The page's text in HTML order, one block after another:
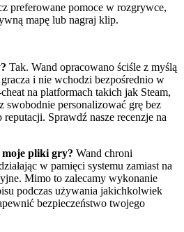
preferowane pomoce w rozgrywce,
mapę lub nagraj klip.
Tak. Wand opracowano ściśle z myślą
i nie wchodzi bezpośrednio w
na platformach takich jak Steam,
swobodnie personalizować grę bez
Sprawdź nasze recenzje na
moje pliki gry? Wand chroni
w pamięci systemu zamiast na
Mimo to zalecamy wykonanie
podczas używania jakichkolwiek
bezpieczeństwo twojego